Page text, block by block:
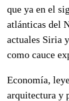
que ya en el
atlánticas del
actuales Siria
como cauce
Economía,
arquitectura y